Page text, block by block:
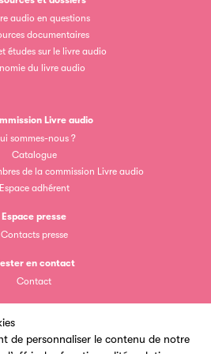
de personnaliser le contenu de notre
audio en questions
documentaires
études sur le livre audio
du livre audio
Livre audio
sommes-nous ?
Catalogue
de la commission Livre audio
Espace adhérent
Espace presse
Contacts presse
en contact
Contact
de la fabrication de livres.
la lecture
haute gratuit et ouvert à tous les